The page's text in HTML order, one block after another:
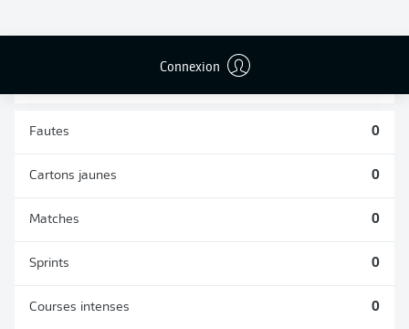
Connexion
0 0
Fautes 0
Cartons jaunes 0
Matches 0
Sprints 0
Courses intenses 0